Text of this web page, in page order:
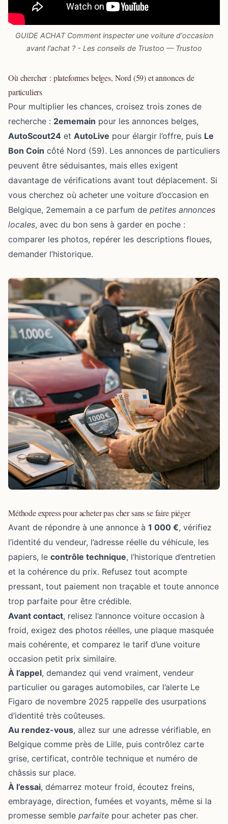
GUIDE ACHAT Comment inspecter une voiture d'occasion
avant l'achat ? - Les conseils de Trustoo — Trustoo
Où chercher : plateformes belges, Nord (59) et annonces de
particuliers
Pour multiplier les chances, croisez trois zones de
recherche : 2ememain pour les annonces belges,
AutoScout24 et AutoLive pour élargir l’offre, puis Le
Bon Coin côté Nord (59). Les annonces de particuliers
peuvent être séduisantes, mais elles exigent
davantage de vérifications avant tout déplacement. Si
vous cherchez où acheter une voiture d’occasion en
Belgique, 2ememain a ce parfum de petites annonces
locales, avec du bon sens à garder en poche :
comparer les photos, repérer les descriptions floues,
demander l’historique.
Méthode express pour acheter pas cher sans se faire piéger
Avant de répondre à une annonce à 1 000 €, vérifiez
l’identité du vendeur, l’adresse réelle du véhicule, les
papiers, le contrôle technique, l’historique d’entretien
et la cohérence du prix. Refusez tout acompte
pressant, tout paiement non traçable et toute annonce
trop parfaite pour être crédible.
Avant contact, relisez l’annonce voiture occasion à
froid, exigez des photos réelles, une plaque masquée
mais cohérente, et comparez le tarif d’une voiture
occasion petit prix similaire.
À l’appel, demandez qui vend vraiment, vendeur
particulier ou garages automobiles, car l’alerte Le
Figaro de novembre 2025 rappelle des usurpations
d’identité très coûteuses.
Au rendez-vous, allez sur une adresse vérifiable, en
Belgique comme près de Lille, puis contrôlez carte
grise, certificat, contrôle technique et numéro de
châssis sur place.
À l’essai, démarrez moteur froid, écoutez freins,
embrayage, direction, fumées et voyants, même si la
promesse semble parfaite pour acheter pas cher.